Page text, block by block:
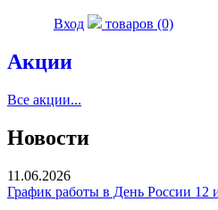
Вход товаров (0)
Акции
Все акции...
Новости
11.06.2026
График работы в День России 12